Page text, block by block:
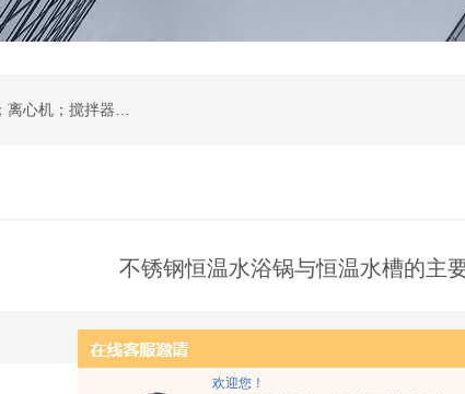
欢迎您！
不锈钢恒温水浴锅与恒温水槽的主